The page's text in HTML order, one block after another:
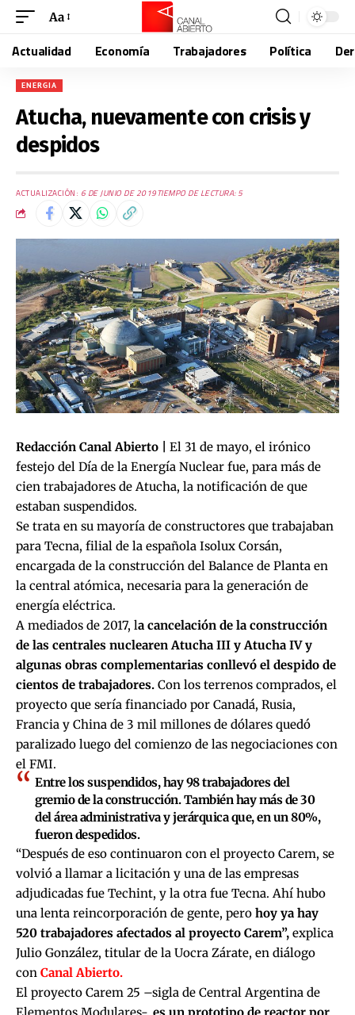
Aa
Actualidad Economía Trabajadores Política
ENERGIA
Atucha, nuevamente con crisis y
despidos
ACTUALIZACIÓN: 6 DE JUNIO DE 2019TIEMPO DE LECTURA: 5
Redacción Canal Abierto |
El 31 de mayo, el irónico
festejo del Día de la Energía Nuclear fue, para más de
cien trabajadores de Atucha, la notificación de que
estaban suspendidos.
Se trata en su mayoría de constructores que trabajaban
para Tecna, filial de la española Isolux Corsán,
encargada de la construcción del Balance de Planta en
la central atómica, necesaria para la generación de
energía eléctrica.
A mediados de 2017, la cancelación de la construcción
de las centrales nuclearen Atucha III y Atucha IV y
algunas obras complementarias conllevó el despido de
cientos de trabajadores. Con los terrenos comprados, el
proyecto que sería financiado por Canadá, Rusia,
Francia y China de 3 mil millones de dólares quedó
paralizado luego del comienzo de las negociaciones con
el FMI.
Entre los suspendidos, hay 98 trabajadores del
gremio de la construcción. También hay más de 30
del área administrativa y jerárquica que, en un 80%,
fueron despedidos.
“Después de eso continuaron con el proyecto Carem, se
volvió a llamar a licitación y una de las empresas
adjudicadas fue Techint, y la otra fue Tecna. Ahí hubo
una lenta reincorporación de gente, pero hoy ya hay
520 trabajadores afectados al proyecto Carem”, explica
Julio González, titular de la Uocra Zárate, en diálogo
con Canal Abierto.
El proyecto Carem 25 –sigla de Central Argentina de
Elementos Modulares-, es un prototipo de reactor por